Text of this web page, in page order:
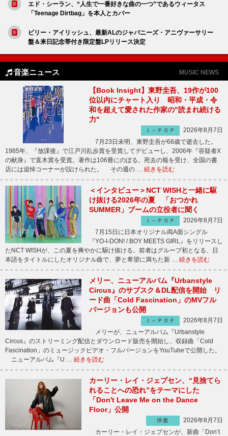
エド・シーラン、“人生で一番好きな曲の一つ”であるウィータス
「Teenage Dirtbag」を本人とカバー
ビリー・アイリッシュ、最新ALのジャパニーズ・アニヴァーサリー
盤＆来日記念帯付き限定盤LPリリース決定
音楽ニュース MUSIC NEWS
【Book Insight】東野圭吾、19作が100
位以内にチャート入り 昭和・平成・令
和を超えて愛された作家の"読まれ続ける
力"
Ｊ－ＰＯＰ
2026年8月7日
7月23日未明、東野圭吾が68歳で逝去した。
1985年、『放課後』で江戸川乱歩賞を受賞してデビューし、2006年『容疑者X
の献身』で直木賞を受賞。著作は106冊にのぼる。死去の報を受け、全国の書
店には追悼コーナーが設けられた。 その週の … 続きを読む
＜インタビュー＞NCT WISHと一緒に駆
け抜ける2026年の夏 「おつかれ
SUMMER」ブームの立役者に聞く
Ｊ－ＰＯＰ
2026年8月7日
7月15日に日本オリジナル両A面シングル
『YO-I-DON! / BOY MEETS GIRL』をリリースし
たNCT WISHが、この夏を爽やかに駆け抜ける。前者はグループ初となる、日
本語をタイトルにしたオリジナル曲で、夢と希望に満ちた新 … 続きを読む
メリー、ニューアルバム『Urbanstyle
Circus』のサブスク＆DL配信を開始 リ
ード曲「Cold Fascination」のMVフル
バージョンも公開
Ｊ－ＰＯＰ
2026年8月7日
メリーが、ニューアルバム『Urbanstyle
Circus』のストリーミング配信とダウンロード販売を開始し、収録曲「Cold
Fascination」のミュージックビデオ・フルバージョンをYouTubeで公開した。
ニューアルバム『U … 続きを読む
カーリー・レイ・ジェプセン、“見捨てら
れることへの恐れ”をテーマにした
「Don't Leave Me on the Dance
Floor」公開
洋楽
2026年8月7日
カーリー・レイ・ジェプセンが、新曲「Don’t